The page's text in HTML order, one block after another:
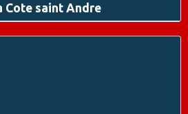
Cote saint Andre